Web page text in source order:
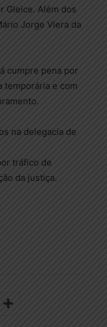
Gleice. Além dos
Jorge Viera da
cumpre pena por
temporária e com
na delegacia de
tráfico de
da justiça.